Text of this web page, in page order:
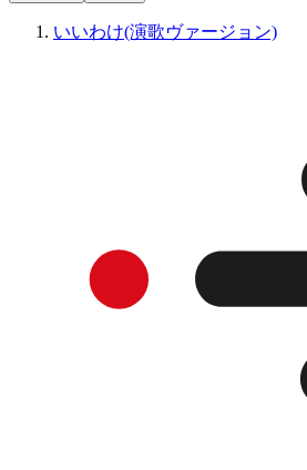
いいわけ(演歌ヴァージョン)